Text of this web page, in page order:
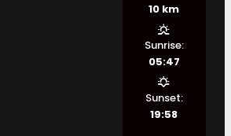
10 km
Sunrise:
05:47
Sunset:
19:58